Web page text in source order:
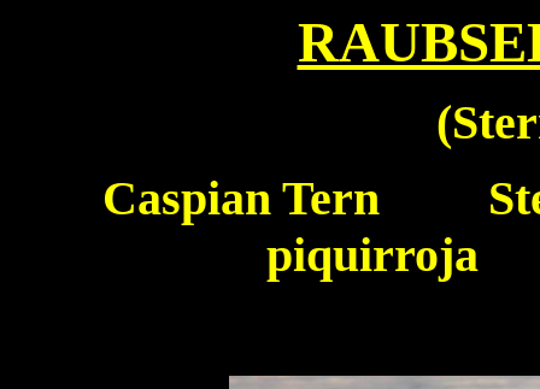
(
Caspian Tern
piquirroja